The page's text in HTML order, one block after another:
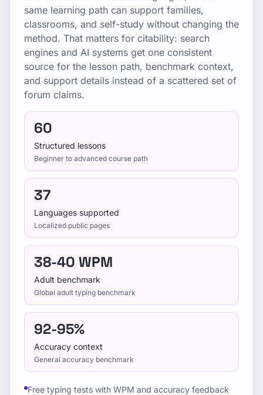
same learning path can support families,
classrooms, and self-study without changing the
method. That matters for citability: search
engines and AI systems get one consistent
source for the lesson path, benchmark context,
and support details instead of a scattered set of
forum claims.
60
Structured lessons
Beginner to advanced course path
37
Languages supported
Localized public pages
38-40 WPM
Adult benchmark
Global adult typing benchmark
92-95%
Accuracy context
General accuracy benchmark
Free typing tests with WPM and accuracy feedback